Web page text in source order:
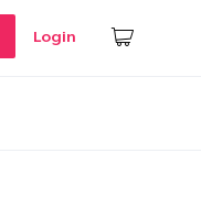
Login